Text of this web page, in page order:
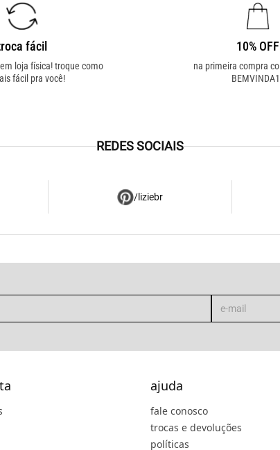
fácil
loja física! troque como
fácil pra você!
10% OFF
na primeira compra
REDES SOCIAIS
/liziebr
ajuda
fale conosco
trocas e devoluções
políticas